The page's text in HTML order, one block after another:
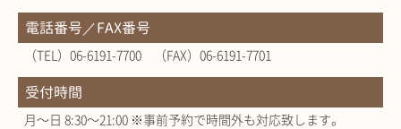
電話番号／FAX番号
（TEL）06-6191-7700 （FAX）06-6191-7701
受付時間
月～日 8:30～21:00 ※事前予約で時間外も対応致します。